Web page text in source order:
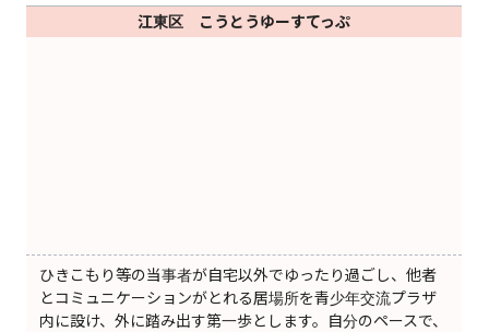
江東区 こうとうゆーすてっぷ
ひきこもり等の当事者が自宅以外でゆったり過ごし、他者
とコミュニケーションがとれる居場所を青少年交流プラザ
内に設け、外に踏み出す第一歩とします。自分のペースで、